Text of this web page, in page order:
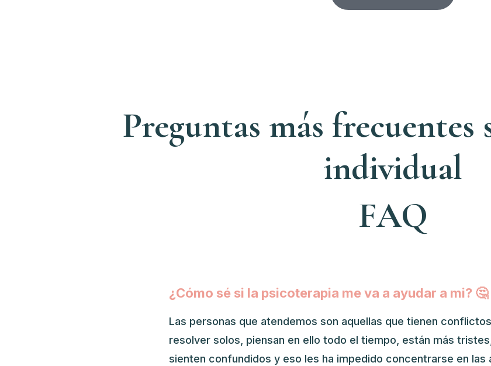
Preguntas más frecuentes
individual
FAQ
¿Cómo sé si la psicoterapia me va a ayudar a mi? 🤔
Las personas que atendemos son aquellas que tienen
resolver solos, piensan en ello todo el tiempo, están más
sienten confundidos y eso les ha impedido concentrarse en las